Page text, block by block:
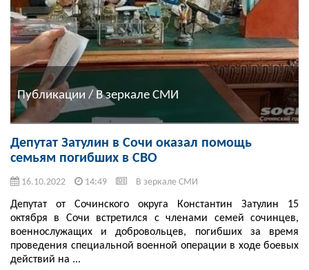
Публикации / В зеркале СМИ
Депутат Затулин в Сочи оказал помощь
семьям погибших в СВО
16.10.2022 14:49 В зеркале СМИ
Депутат от Сочинского округа Константин Затулин 15
октября в Сочи встретился с членами семей сочинцев,
военнослужащих и добровольцев, погибших за время
проведения специальной военной операции в ходе боевых
действий на ...